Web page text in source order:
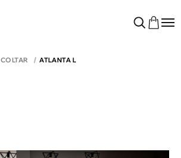
COLTAR ATLANTA L